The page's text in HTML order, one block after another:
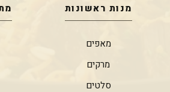
מנות ראשונות
מאפים
מרקים
סלטים